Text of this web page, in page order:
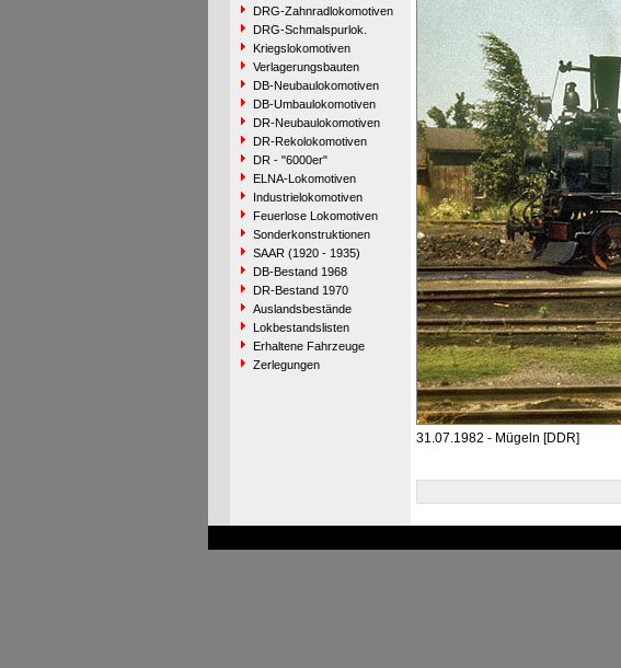
DRG-Zahnradlokomotiven
DRG-Schmalspurlok.
Kriegslokomotiven
Verlagerungsbauten
DB-Neubaulokomotiven
DB-Umbaulokomotiven
DR-Neubaulokomotiven
DR-Rekolokomotiven
DR - "6000er"
ELNA-Lokomotiven
Industrielokomotiven
Feuerlose Lokomotiven
Sonderkonstruktionen
SAAR (1920 - 1935)
DB-Bestand 1968
DR-Bestand 1970
Auslandsbestände
Lokbestandslisten
Erhaltene Fahrzeuge
Zerlegungen
31.07.1982 - Mügeln [DDR]